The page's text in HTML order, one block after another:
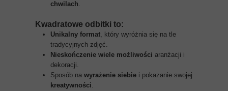
chwilach.
Kwadratowe odbitki to:
Unikalny format, który wyróżnia się na tle
tradycyjnych zdjęć.
Nieskończenie wiele możliwości aranżacji i
dekoracji.
Sposób na wyrażenie siebie i pokazanie swojej
kreatywności.